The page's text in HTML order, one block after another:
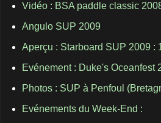
Vidéo : BSA paddle classic
Angulo SUP 2009
Aperçu : Starboard SUP 2009 :
Evénement : Duke's Oceanfest
Photos : SUP à Penfoul
Evénements du Week-End :